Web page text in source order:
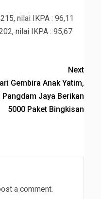
nilai IKPA : 96,11
nilai IKPA : 95,67
Next
Gembira Anak Yatim,
Pangdam Jaya Berikan
5000 Paket Bingkisan
a comment.